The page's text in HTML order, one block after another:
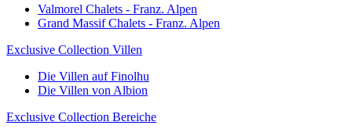
Valmorel Chalets - Franz. Alpen
Grand Massif Chalets - Franz. Alpen
Exclusive Collection Villen
Die Villen auf Finolhu
Die Villen von Albion
Exclusive Collection Bereiche